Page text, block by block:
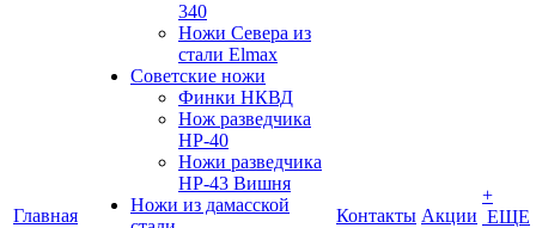
Главная
340
Ножи Севера из
стали Elmax
Советские ножи
Финки НКВД
Нож разведчика
НР-40
Ножи разведчика
НР-43 Вишня
Ножи из дамасской
Контакты Акции
+
ЕЩЕ